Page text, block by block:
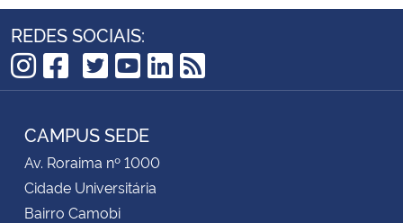
REDES SOCIAIS:
Instagram
Facebook
TikTok
Twitter
YouTube
LinkedIn
RSS
CAMPUS SEDE
Av. Roraima nº 1000
Cidade Universitária
Bairro Camobi